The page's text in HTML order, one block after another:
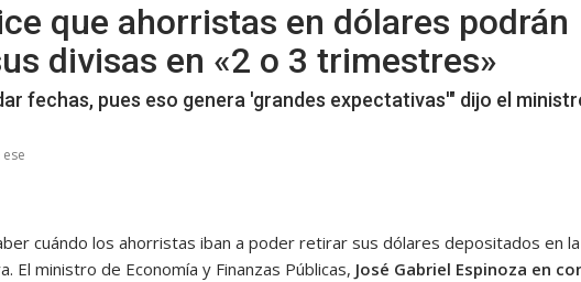
que ahorristas en dólares podrán
divisas en «2 o 3 trimestres»
fechas, pues eso genera 'grandes expectativas'" dijo el
cuándo los ahorristas iban a poder retirar sus dólares depositados en la
El ministro de Economía y Finanzas Públicas, José Gabriel Espinoza en